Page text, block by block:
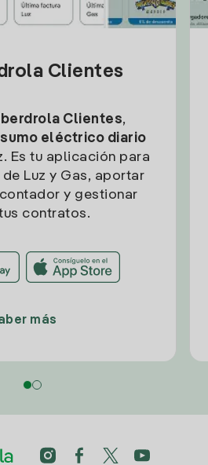
Clientes
Clientes,
eléctrico diario
Es tu aplicación para
Luz y Gas, aportar
y gestionar
contratos.
más